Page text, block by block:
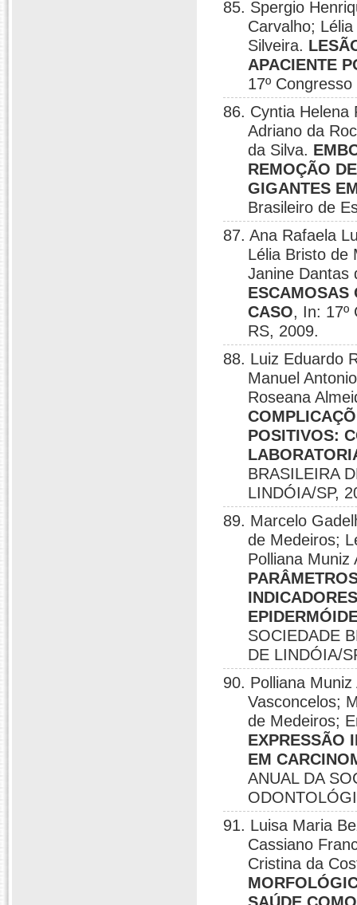
85. Spergio
Carvalho;
Silveira.
APACIENTE
17º
86. Cyntia Helena
Adriano da
da Silva.
REMOÇÃO
GIGANTES
Brasileiro de
87. Ana Rafaela
Lélia Bristo de
Janine Dantas
ESCAMOSAS
CASO, In: 17º
RS, 2009.
88. Luiz Eduardo
Manuel
Roseana
POSITIVOS:
BRASILEIRA
LINDÓIA/SP,
89. Marcelo
de Medeiros;
Polliana
SOCIEDADE
DE LINDÓIA/
90. Polliana
Vasconcelos;
de Medeiros;
EXPRESSÃO
EM
ANUAL DA
91. Luisa Maria
Cassiano
Cristina da